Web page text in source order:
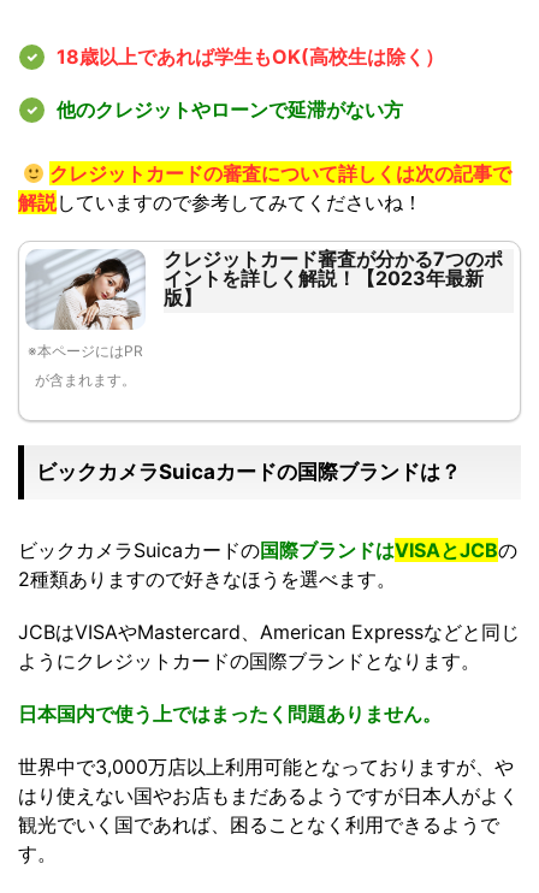
18歳以上であれば学生もOK(高校生は除く）
他のクレジットやローンで延滞がない方
クレジットカードの審査について詳しくは次の記事で
解説していますので参考してみてくださいね！
※本ページにはPR
が含まれます。
クレジットカード審査が分かる7つのポ
イントを詳しく解説！【2023年最新
版】
ビックカメラSuicaカードの国際ブランドは？
ビックカメラSuicaカードの国際ブランドはVISAとJCBの
2種類ありますので好きなほうを選べます。
JCBはVISAやMastercard、American Expressなどと同じ
ようにクレジットカードの国際ブランドとなります。
日本国内で使う上ではまったく問題ありません。
世界中で3,000万店以上利用可能となっておりますが、や
はり使えない国やお店もまだあるようですが日本人がよく
観光でいく国であれば、困ることなく利用できるようで
す。